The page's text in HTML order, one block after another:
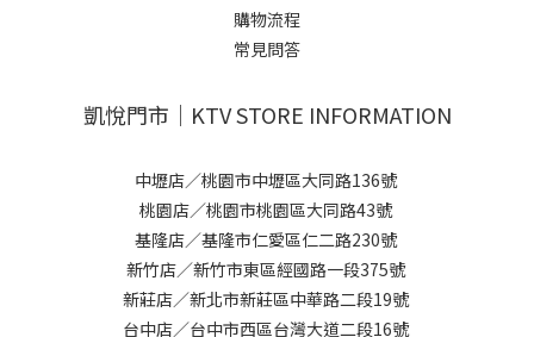
購物流程
常見問答
凱悅門市｜KTV STORE INFORMATION
中壢店／桃園市中壢區大同路136號
桃園店／桃園市桃園區大同路43號
基隆店／基隆市仁愛區仁二路230號
新竹店／新竹市東區經國路一段375號
新莊店／新北市新莊區中華路二段19號
台中店／台中市西區台灣大道二段16號